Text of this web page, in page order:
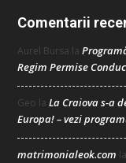
Comentarii
Aurel Bursa la
Regim Permise
Geo la La Craiova s-a
Europa! – vezi
matrimonialeok.com la